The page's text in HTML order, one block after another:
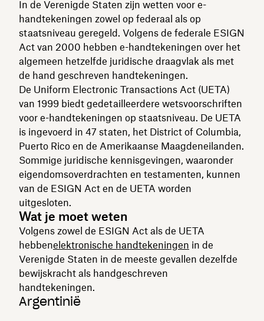
In de Verenigde Staten zijn wetten voor e-
handtekeningen zowel op federaal als op
staatsniveau geregeld. Volgens de federale ESIGN
Act van 2000 hebben e-handtekeningen over het
algemeen hetzelfde juridische draagvlak als met
de hand geschreven handtekeningen.
De Uniform Electronic Transactions Act (UETA)
van 1999 biedt gedetailleerdere wetsvoorschriften
voor e-handtekeningen op staatsniveau. De UETA
is ingevoerd in 47 staten, het District of Columbia,
Puerto Rico en de Amerikaanse Maagdeneilanden.
Sommige juridische kennisgevingen, waaronder
eigendomsoverdrachten en testamenten, kunnen
van de ESIGN Act en de UETA worden
uitgesloten.
Wat je moet weten
Volgens zowel de ESIGN Act als de UETA
hebbenelektronische handtekeningen in de
Verenigde Staten in de meeste gevallen dezelfde
bewijskracht als handgeschreven
handtekeningen.
Argentinië